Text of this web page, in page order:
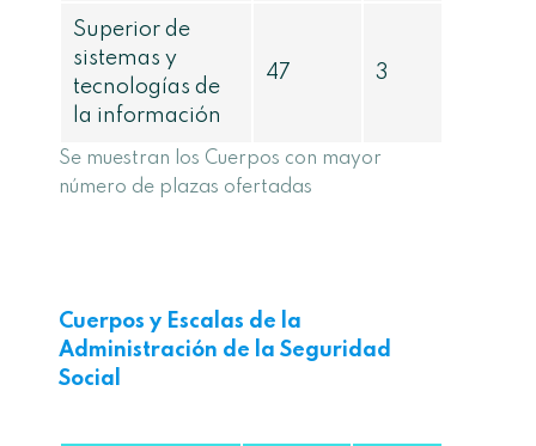
Superior de
sistemas y
tecnologías de
la información
47 3
Se muestran los Cuerpos con mayor
número de plazas ofertadas
Cuerpos y Escalas de la
Administración de la Seguridad
Social